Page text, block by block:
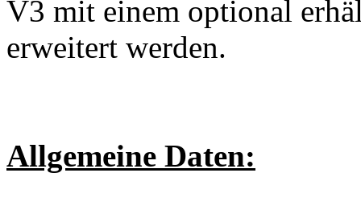
V3 mit einem optional
erweitert werden.
Allgemeine Daten: